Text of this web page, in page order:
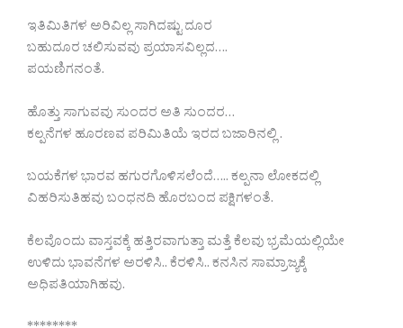
ಇತಿಮಿತಿಗಳ ಅರಿವಿಲ್ಲ ಸಾಗಿದಷ್ಟು ದೂರ
ಬಹುದೂರ ಚಲಿಸುವವು ಪ್ರಯಾಸವಿಲ್ಲದ….
ಪಯಣಿಗನಂತೆ.
ಹೊತ್ತು ಸಾಗುವವು ಸುಂದರ ಅತಿ ಸುಂದರ…
ಕಲ್ಪನೆಗಳ ಹೂರಣವ ಪರಿಮಿತಿಯೆ ಇರದ ಬಜಾರಿನಲ್ಲಿ .
ಬಯಕೆಗಳ ಭಾರವ ಹಗುರಗೊಳಿಸಲೆ೦ದೆ….. ಕಲ್ಪನಾ ಲೋಕದಲ್ಲಿ
ವಿಹರಿಸುತಿಹವು ಬಂಧನದಿ ಹೊರಬಂದ ಪಕ್ಷಿಗಳಂತೆ.
ಕೆಲವೊಂದು ವಾಸ್ತವಕ್ಕೆ ಹತ್ತಿರವಾಗುತ್ತಾ ಮತ್ತೆ ಕೆಲವು ಭ್ರಮೆಯಲ್ಲಿಯೇ
ಉಳಿದು ಭಾವನೆಗಳ ಅರಳಿಸಿ.. ಕೆರಳಿಸಿ.. ಕನಸಿನ ಸಾಮ್ರಾಜ್ಯಕ್ಕೆ
ಅಧಿಪತಿಯಾಗಿಹವು.